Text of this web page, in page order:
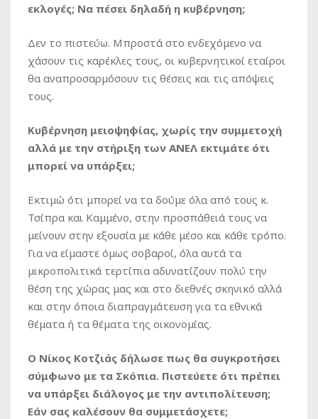
εκλογές; Να πέσει δηλαδή η κυβέρνηση;
Δεν το πιστεύω. Μπροστά στο ενδεχόμενο να
χάσουν τις καρέκλες τους, οι κυβερνητικοί εταίροι
θα αναπροσαρμόσουν τις θέσεις και τις απόψεις
τους.
Κυβέρνηση μειοψηφίας, χωρίς την συμμετοχή
αλλά με την στήριξη των ΑΝΕΛ εκτιμάτε ότι
μπορεί να υπάρξει;
Εκτιμώ ότι μπορεί να τα δούμε όλα από τους κ.
Τσίπρα και Καμμένο, στην προσπάθειά τους να
μείνουν στην εξουσία με κάθε μέσο και κάθε τρόπο.
Για να είμαστε όμως σοβαροί, όλα αυτά τα
μικροπολιτικά τερτίπια αδυνατίζουν πολύ την
θέση της χώρας μας και στο διεθνές σκηνικό αλλά
και στην όποια διαπραγμάτευση για τα εθνικά
θέματα ή τα θέματα της οικονομίας.
Ο Νίκος Κοτζιάς δήλωσε πως θα συγκροτήσει
σύμφωνο με τα Σκόπια. Πιστεύετε ότι πρέπει
να υπάρξει διάλογος με την αντιπολίτευση;
Εάν σας καλέσουν θα συμμετάσχετε;